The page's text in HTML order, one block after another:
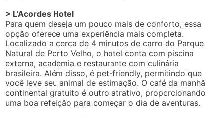
> L’Acordes Hotel
Para quem deseja um pouco mais de conforto, essa
opção oferece uma experiência mais completa.
Localizado a cerca de 4 minutos de carro do Parque
Natural de Porto Velho, o hotel conta com piscina
externa, academia e restaurante com culinária
brasileira. Além disso, é pet-friendly, permitindo que
você leve seu animal de estimação. O café da manhã
continental gratuito é outro atrativo, proporcionando
uma boa refeição para começar o dia de aventuras.